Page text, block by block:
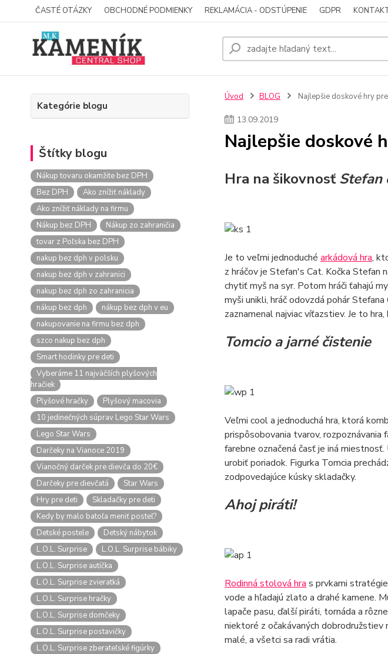
ČASTÉ OTÁZKY OBCHODNÉ PODMIENKY REKLAMÁCIA - ODSTÚPENIE GDPR
Kategórie blogu
Štítky blogu
Nákup tovaru okamžite bez DPH
Bez DPH
Ako znížiť náklady
Ako znížiť náklady na firmu
Nákup bez DPH
Nákup zo zahraničia
tovar z Poľska bez DPH
nakup bez dph v polsku
nakup bez dph v zahranici
nakup bez dph zo zahranicia
nákup bez dph
nákup bez dph v eu
nakupovanie na firmu bez dph
szco nakup bez dph
Smart hodinky pre deti
Vyberáme 11 najväčších plyšových
hračiek
Plyšové hračky
Plyšový macovia
10 jedinečných súprav Lego Star Wars
Lego Star Wars
Darčeky na Vianoce 2019
Vianočný darček pre dievča do 20€
Darčeky pre dievčatá
Star Wars
Hry pre deti
Skladačky pre deti
Kedy by malo batoľa meniť posteľ?
Detské postele
Detský nábytok
L.O.L. Surprise
L.O.L. Surprise bábiky
L.O.L. Surprise autíčka
L.O.L. Surprise zvieratká
L.O.L. Surprise hračky
L.O.L. Surprise domčeky
L.O.L. Surprise postavičky
L.O.L. Surprise zberateľské figúrky
Úvod BLOG Najlepšie doskové hry
13.09.2019
Najlepšie doskové
Hra na šikovnosťStefan
Je to veľmi jednoduché arkádová hra,
z hráčov je Stefan's Cat. Kočka Stefan
chytiť myš na syr. Potom hráči ťahajú
myši unikli, hráč odovzdá pohár
zaznamenal najviac víťazstiev. Je to
Tomcio a jarné čistenie
Veľmi cool a jednoduchá hra, ktorá
prispôsobovania tvarov, rozpoznávania
farebne označená časť je iná
urobiť poriadok. Figurka Tomcia
zodpovedajúce kúsky skladačky.
Ahoj piráti!
Rodinná stolová hra s prvkami
vode a hľadajú zlato a drahé kamene.
lapače pasu, ďalší piráti, tornáda a
niektoré z očakávaných
malé, a všetci sa radi vrátia.